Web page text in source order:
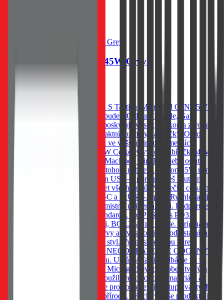
Tactical Microgrid GaN 45W Grey
Dobij noťas, tablet nebo telefon. S Tactical Microgrid GaN 45W už
druhou nabíječku potřebovat nebudeš. Gallium Nitride, GaN
technologie Technologie, která poskytuje vysoký výkon a zároveň
umožňuje zachovat velmi kompaktní rozměry nabíječky. Oproti
ostatním nabíječkám má výhodu ve vyšší účinnosti, menších
rozměrech a delší životnosti. 45W Celkový výkon nabíječky 45W
Ti zaručí, že můžeš nabíjet svůj MacBook Air, iPad nebo ostatní
notebooky a tablety s podporou tohoto nabíjení. Výkon 45W není
sdílený. To znamená, že na jeden USB-C port utáhneš skutečně
celých 45W a neudává jen součet všech portů. Nabíječka celkem
disponuje dvěma porty: 1xUSB-C a 1xUSB-A port. Rychlonabíjecí
standardy Tactical Microgrid je mistr v univerzálnosti. Podporuje
celou škálu rychlonabíjecích standardů. Od PPS, přes PD3.0,
QC3.0, Samsung, AFC, Huawei, BC1.2, až po Apple. Originální
styl Tactical Pečlivě vybrané barvy a styl se odlišuje od ostatních a
zároveň doplňuje tvůj jedinečný styl. Vyber si ze dvou barev.
Nevšední žlutá nebo krutě šedá. NEODOLATELNĚ ODOLNÝ
Tento kousek není jen pro parádu. U nás v Tactical dbáme na to,
aby věci něco vydržely. Tactical Microgrid byl podroben tvrdým
podmínkám a při výrobě jsme použili velice odolné materiály a
aplikovali nejnovější technologie pro co nejlepší výstup kvality. BE
ECO My v Tactical máme rádi přírodu. Všechny naše produkty jsou